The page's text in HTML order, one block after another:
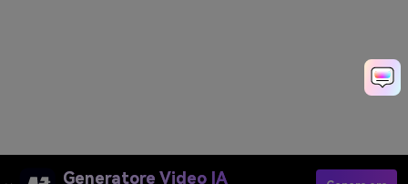
Generatore Video IA